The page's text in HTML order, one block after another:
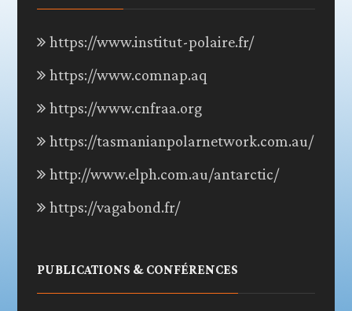
https://www.institut-polaire.fr/
https://www.comnap.aq
https://www.cnfraa.org
https://tasmanianpolarnetwork.com.au/
http://www.elph.com.au/antarctic/
https://vagabond.fr/
PUBLICATIONS & CONFÉRENCES